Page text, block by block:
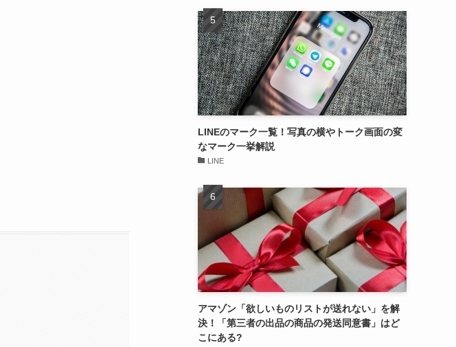
LINEのマーク一覧！写真の横やトーク画面の変
なマーク一挙解説
LINE
アマゾン「欲しいものリストが送れない」を解
決！「第三者の出品の商品の発送同意書」はど
こにある?